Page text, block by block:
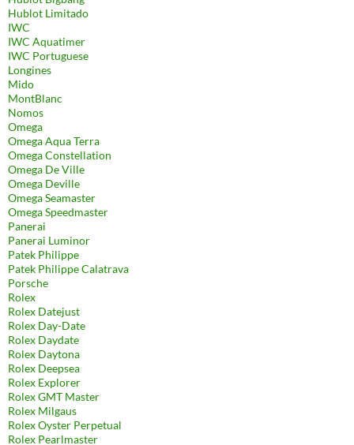
Hublot Limitado
IWC
IWC Aquatimer
IWC Portuguese
Longines
Mido
MontBlanc
Nomos
Omega
Omega Aqua Terra
Omega Constellation
Omega De Ville
Omega Deville
Omega Seamaster
Omega Speedmaster
Panerai
Panerai Luminor
Patek Philippe
Patek Philippe Calatrava
Porsche
Rolex
Rolex Datejust
Rolex Day-Date
Rolex Daydate
Rolex Daytona
Rolex Deepsea
Rolex Explorer
Rolex GMT Master
Rolex Milgaus
Rolex Oyster Perpetual
Rolex Pearlmaster